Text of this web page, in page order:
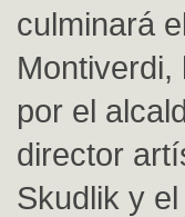
culminará
por el
director
Skudlik y